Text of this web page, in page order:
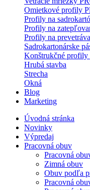
Omietkové profily
Profily na
Profily na
Profily na
Sadrokartonárske
Konštrukčné profily
Hrubá stavba
Strecha
Okná
Blog
Marketing
Úvodná stránka
Novinky
Výpredaj
Pracovná obuv
Pracovná
Zimná obuv
Obuv podľa
Pracovná